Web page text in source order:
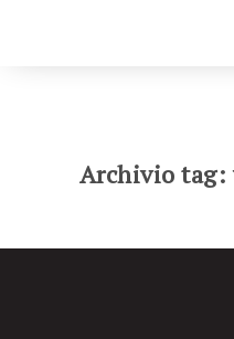
Archivio tag: